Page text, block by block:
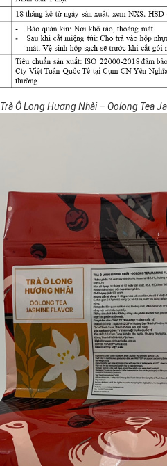
Trà Ô Long Hương Nhài – Oolong Tea